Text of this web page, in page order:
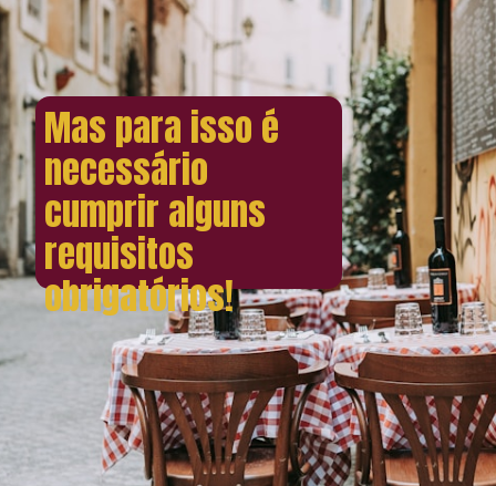
Mas para isso é
necessário
cumprir alguns
requisitos
obrigatórios!